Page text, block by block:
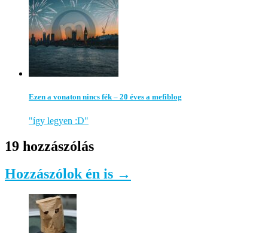
Ezen a vonaton nincs fék – 20 éves a mefiblog
"így legyen :D"
19 hozzászólás
Hozzászólok én is →